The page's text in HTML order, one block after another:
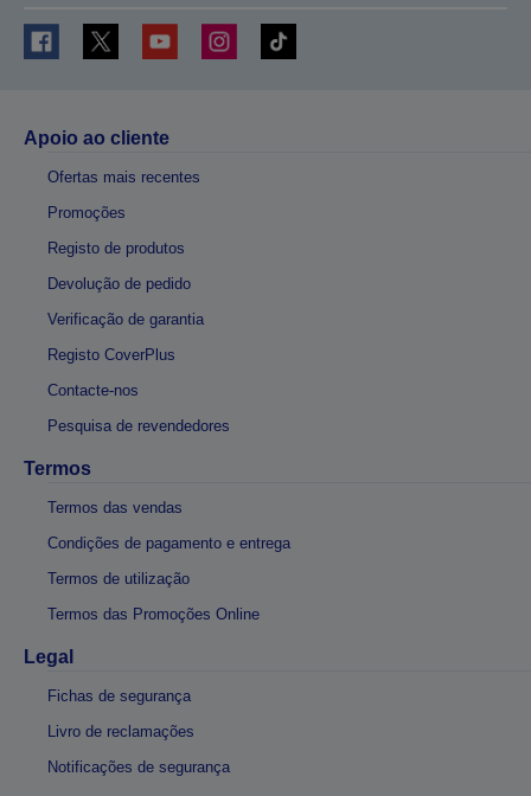
Apoio ao cliente
Ofertas mais recentes
Promoções
Registo de produtos
Devolução de pedido
Verificação de garantia
Registo CoverPlus
Contacte-nos
Pesquisa de revendedores
Termos
Termos das vendas
Condições de pagamento e entrega
Termos de utilização
Termos das Promoções Online
Legal
Fichas de segurança
Livro de reclamações
Notificações de segurança